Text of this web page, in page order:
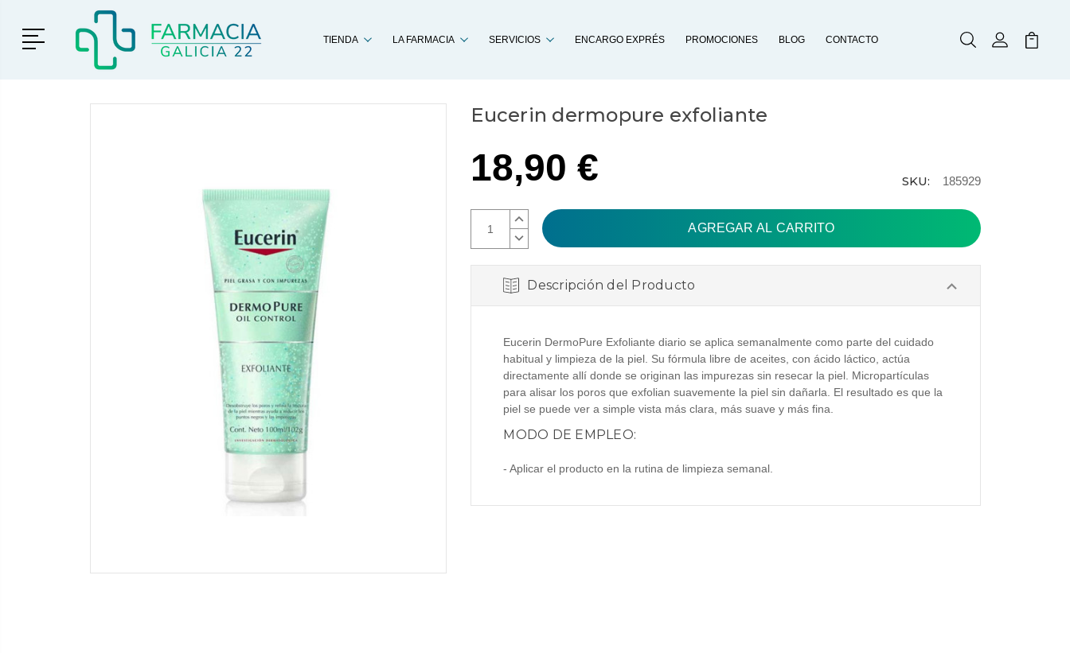
Menú TIENDA LA FARMACIA SERVICIOS ENCARGO EXPRÉS PROMOCIONES BLOG CONTACTO BuscarMi Cuenta
Mi
Eucerin dermopure exfoliante
18,90 €
AUMENTAR
CANTIDAD:
DISMINUIR
CANTIDAD:
SKU: 185929
Descripción del Producto
Eucerin DermoPure Exfoliante diario se aplica semanalmente como parte del cuidado
habitual y limpieza de la piel. Su fórmula libre de aceites, con ácido láctico, actúa
directamente allí donde se originan las impurezas sin resecar la piel. Micropartículas
para alisar los poros que exfolian suavemente la piel sin dañarla. El resultado es que la
piel se puede ver a simple vista más clara, más suave y más fina.
MODO DE EMPLEO:
- Aplicar el producto en la rutina de limpieza semanal.